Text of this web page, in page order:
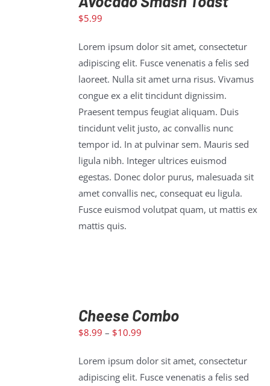
$5.99
Lorem ipsum dolor sit amet, consectetur
adipiscing elit. Fusce venenatis a felis sed
laoreet. Nulla sit amet urna risus. Vivamus
congue ex a elit tincidunt dignissim.
Praesent tempus feugiat aliquam. Duis
tincidunt velit justo, ac convallis nunc
tempor id. In at pulvinar sem. Mauris sed
ligula nibh. Integer ultrices euismod
egestas. Donec dolor purus, malesuada sit
amet convallis nec, consequat eu ligula.
Fusce euismod volutpat quam, ut mattis ex
mattis quis.
Cheese Combo
$8.99 – $10.99
Lorem ipsum dolor sit amet, consectetur
adipiscing elit. Fusce venenatis a felis sed